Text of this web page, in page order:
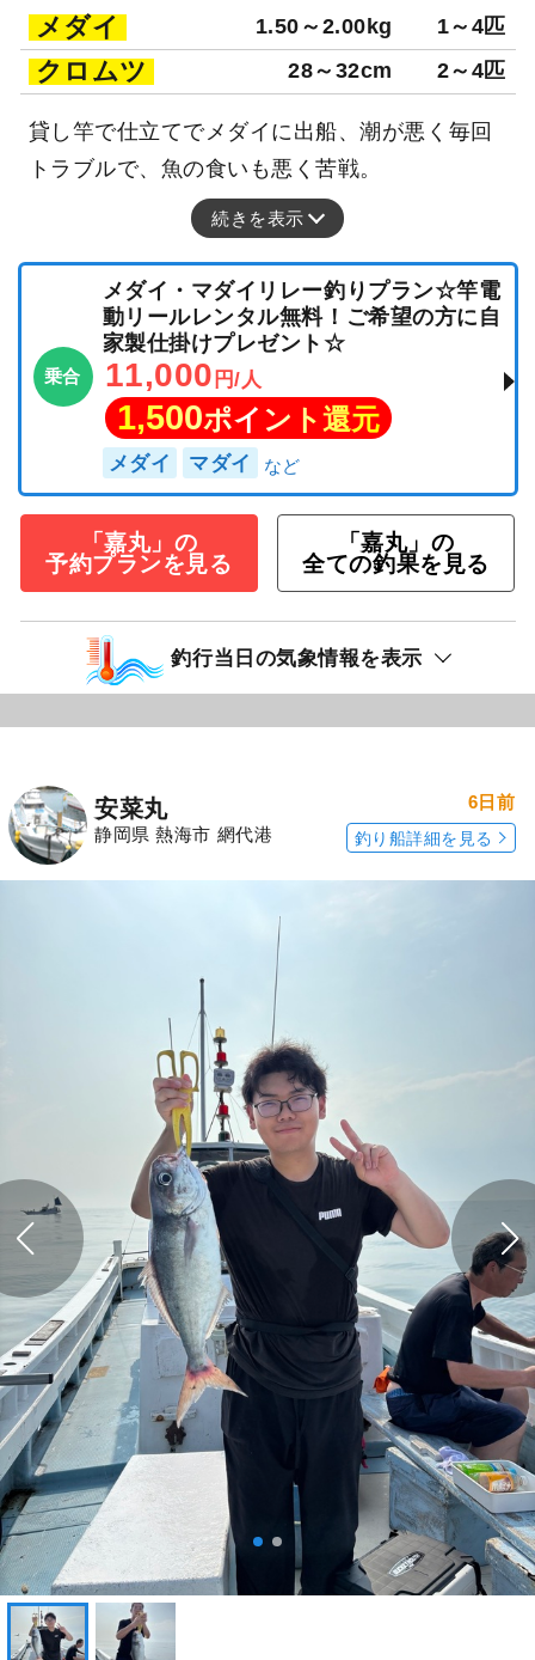
メダイ 1.50～2.00kg 1～4匹
クロムツ 28～32cm 2～4匹
貸し竿で仕立てでメダイに出船、潮が悪く毎回
トラブルで、魚の食いも悪く苦戦。
続きを表示
乗合
メダイ・マダイリレー釣りプラン☆竿電
動リールレンタル無料！ご希望の方に自
家製仕掛けプレゼント☆
11,000 円/人
1,500ポイント還元
メダイ マダイ
「嘉丸」の
予約プランを見る
「嘉丸」の
全ての釣果を見る
釣行当日の気象情報を表示
安菜丸
静岡県 熱海市 網代港
6日前
釣り船詳細を見る